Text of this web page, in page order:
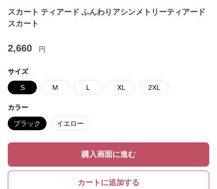
スカート ティアード ふんわりアシンメトリーティアード
スカート
2,660 円
サイズ
S M L XL 2XL
カラー
ブラック イエロー
購入画面に進む
カートに追加する